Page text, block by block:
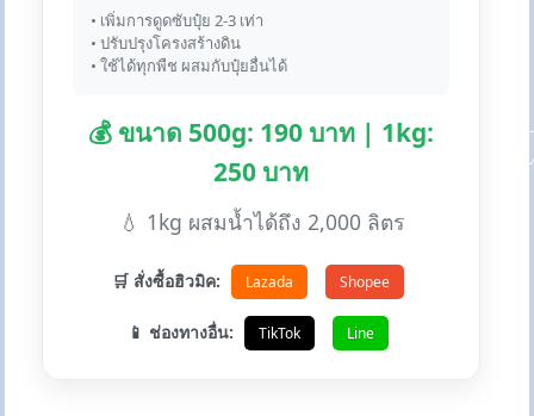
• เพิ่มการดูดซับปุ๋ย 2-3 เท่า
• ปรับปรุงโครงสร้างดิน
• ใช้ได้ทุกพืช ผสมกับปุ๋ยอื่นได้
💰 ขนาด 500g: 190 บาท | 1kg:
250 บาท
💧 1kg ผสมน้ำได้ถึง 2,000 ลิตร
🛒 สั่งซื้อฮิวมิค: Lazada Shopee
📱 ช่องทางอื่น: TikTok Line